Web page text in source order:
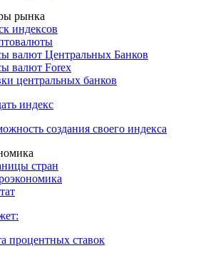
рынка
индексов
валют Центральных Банков
валют Forex
центральных банков
индекс
создания своего индекса
стран
процентных ставок